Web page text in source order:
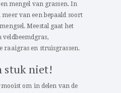
mengel van grassen. In
van een bepaald soort
Meestal gaat het
veldbeemdgras,
raaigras en struisgrassen.
stuk niet!
om in delen van de